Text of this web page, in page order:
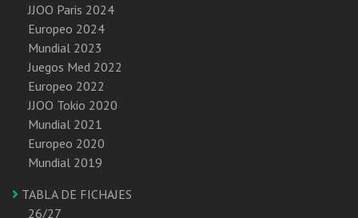
JJOO Paris 2024
Europeo 2024
Mundial 2023
Juegos Med 2022
Europeo 2022
JJOO Tokio 2020
Mundial 2021
Europeo 2020
Mundial 2019
TABLA DE FICHAJES
26/27